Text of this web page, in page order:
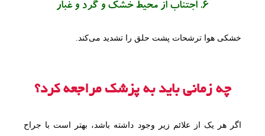
6. اجتناب از محیط خشک و گرد و غبار
خشکی هوا ترشحات پشت حلق را تشدید می‌کند.
چه زمانی باید به پزشک مراجعه کرد؟
اگر هر یک از علائم زیر وجود داشته باشد، بهتر است با جراح